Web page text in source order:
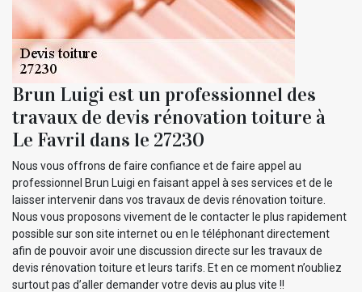
Brun Luigi est un professionnel des
travaux de devis rénovation toiture à
Le Favril dans le 27230
Nous vous offrons de faire confiance et de faire appel au
professionnel Brun Luigi en faisant appel à ses services et de le
laisser intervenir dans vos travaux de devis rénovation toiture.
Nous vous proposons vivement de le contacter le plus rapidement
possible sur son site internet ou en le téléphonant directement
afin de pouvoir avoir une discussion directe sur les travaux de
devis rénovation toiture et leurs tarifs. Et en ce moment n’oubliez
surtout pas d’aller demander votre devis au plus vite !!